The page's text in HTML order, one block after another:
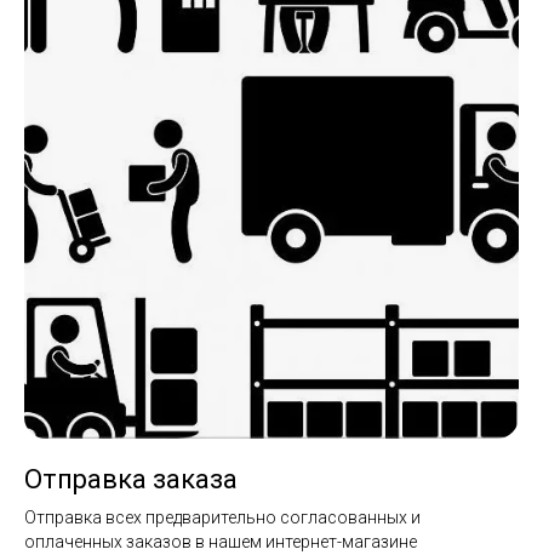
Отправка заказа
Отправка всех предварительно согласованных и
оплаченных заказов в нашем интернет-магазине